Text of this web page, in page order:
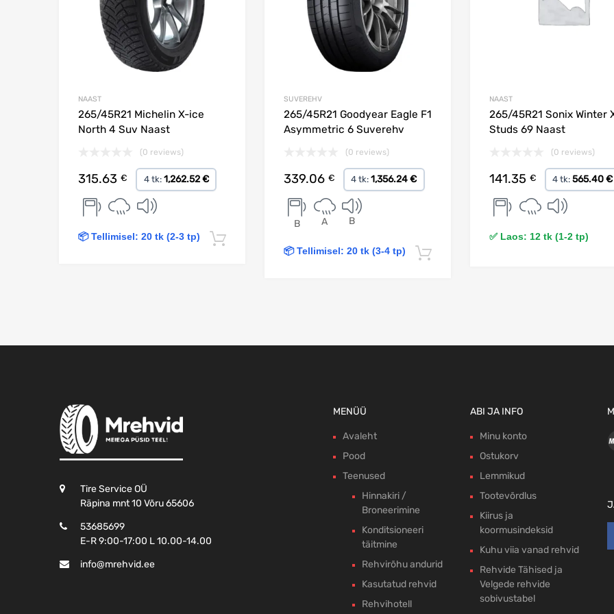
NAAST
265/45R21 Michelin X-ice
North 4 Suv Naast
(0 reviews)
315.63 € 4 tk: 1,262.52 €
📦 Tellimisel: 20 tk (2-3 tp)
SUVEREHV
265/45R21 Goodyear Eagle F1
Asymmetric 6 Suverehv
(0 reviews)
339.06 € 4 tk:1,356.24 €
B A B
📦 Tellimisel: 20 tk (3-4 tp)
NAAST
265/45R21 Sonix Winter
Studs 69 Naast
(0 reviews)
141.35 € 4 tk:565.40 €
✅ Laos: 12 tk (1-2 tp)
Tire Service OÜ
Räpina mnt 10 Võru 65606
53685699
E-R 9:00-17:00 L 10.00-14.00
info@mrehvid.ee
MENÜÜ
Avaleht
Pood
Teenused
Hinnakiri /
Broneerimine
Konditsioneeri
täitmine
Rehvirõhu andurid
Kasutatud rehvid
Rehvihotell
ABI JA INFO
Minu konto
Ostukorv
Lemmikud
Tootevõrdlus
Kiirus ja
koormusindeksid
Kuhu viia vanad rehvid
Rehvide Tähised ja
Velgede rehvide
sobivustabel